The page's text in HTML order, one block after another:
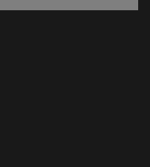
nueva ventana)
nueva ventana)